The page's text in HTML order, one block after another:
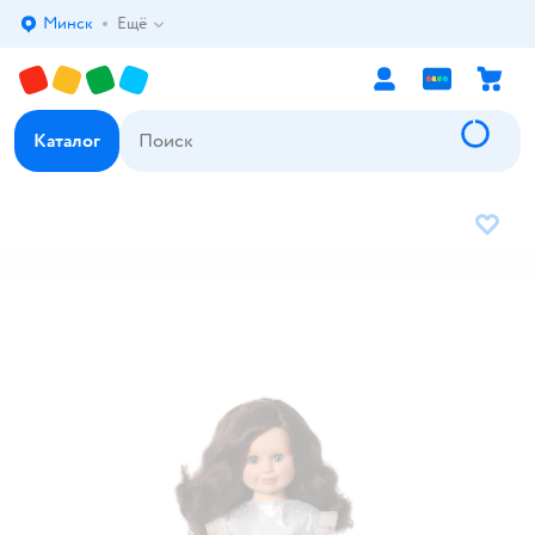
Выбор адреса доставки.
Минск Ещё
Каталог
В